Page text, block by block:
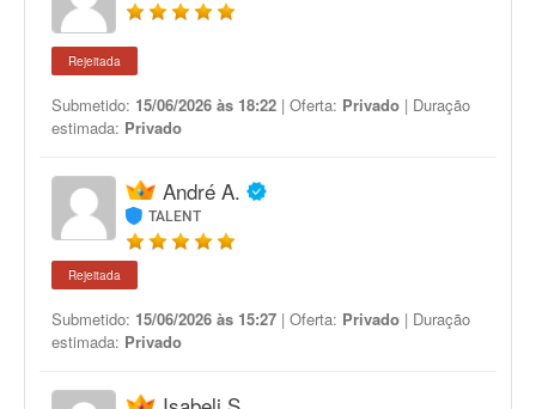
Rejeitada
Submetido: 15/06/2026 às 18:22 | Oferta: Privado | Duração
estimada: Privado
André A.
TALENT
Rejeitada
Submetido: 15/06/2026 às 15:27 | Oferta: Privado | Duração
estimada: Privado